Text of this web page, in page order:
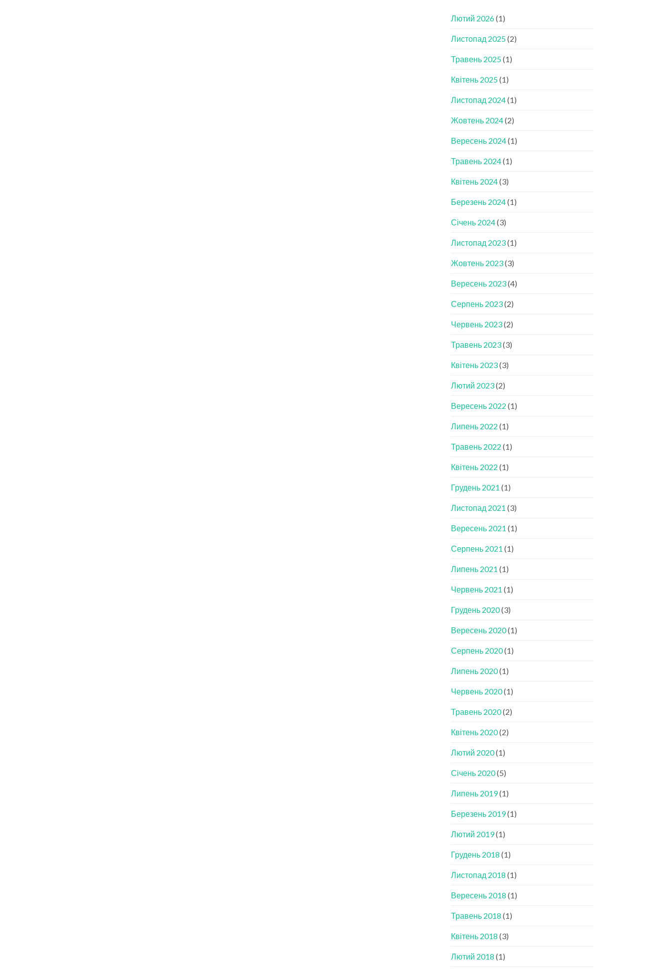
Лютий 2026(1)
Листопад 2025(2)
Травень 2025(1)
Квітень 2025(1)
Листопад 2024(1)
Жовтень 2024(2)
Вересень 2024(1)
Травень 2024(1)
Квітень 2024(3)
Березень 2024(1)
Січень 2024(3)
Листопад 2023(1)
Жовтень 2023(3)
Вересень 2023(4)
Серпень 2023(2)
Червень 2023(2)
Травень 2023(3)
Квітень 2023(3)
Лютий 2023(2)
Вересень 2022 (1)
Липень 2022 (1)
Травень 2022 (1)
Квітень 2022 (1)
Грудень 2021 (1)
Листопад 2021 (3)
Вересень 2021 (1)
Серпень 2021 (1)
Липень 2021 (1)
Червень 2021 (1)
Грудень 2020(3)
Вересень 2020(1)
Серпень 2020(1)
Липень 2020(1)
Червень 2020(1)
Травень 2020(2)
Квітень 2020(2)
Лютий 2020(1)
Січень 2020(5)
Липень 2019(1)
Березень 2019(1)
Лютий 2019(1)
Грудень 2018 (1)
Листопад 2018 (1)
Вересень 2018 (1)
Травень 2018 (1)
Квітень 2018 (3)
Лютий 2018 (1)